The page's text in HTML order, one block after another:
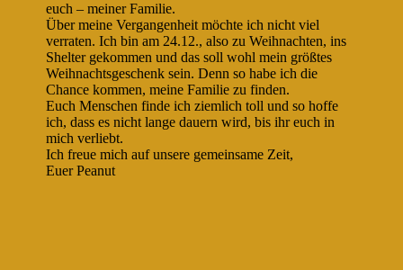
euch – meiner Familie.
Über meine Vergangenheit möchte ich nicht viel
verraten. Ich bin am 24.12., also zu Weihnachten, ins
Shelter gekommen und das soll wohl mein größtes
Weihnachtsgeschenk sein. Denn so habe ich die
Chance kommen, meine Familie zu finden.
Euch Menschen finde ich ziemlich toll und so hoffe
ich, dass es nicht lange dauern wird, bis ihr euch in
mich verliebt.
Ich freue mich auf unsere gemeinsame Zeit,
Euer Peanut